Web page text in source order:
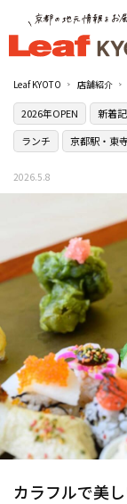
Leaf KYOTO 店舗紹介
2026年OPEN 新着
ランチ
京都駅・東
2026.5.8
カラフルで美